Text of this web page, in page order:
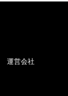
運営会社